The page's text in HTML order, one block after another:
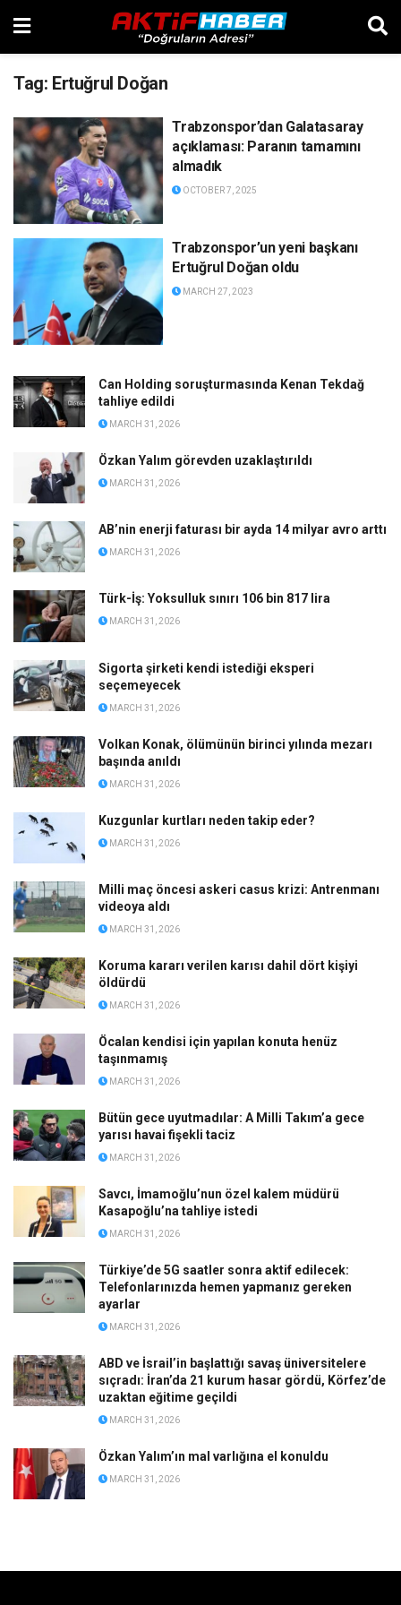
Tag: Ertuğrul Doğan
Trabzonspor’dan Galatasaray
açıklaması: Paranın tamamını
almadık
OCTOBER 7, 2025
Trabzonspor’un yeni başkanı
Ertuğrul Doğan oldu
MARCH 27, 2023
Can Holding soruşturmasında Kenan Tekdağ
tahliye edildi
MARCH 31, 2026
Özkan Yalım görevden uzaklaştırıldı
MARCH 31, 2026
AB’nin enerji faturası bir ayda 14 milyar avro arttı
MARCH 31, 2026
Türk-İş: Yoksulluk sınırı 106 bin 817 lira
MARCH 31, 2026
Sigorta şirketi kendi istediği eksperi
seçemeyecek
MARCH 31, 2026
Volkan Konak, ölümünün birinci yılında mezarı
başında anıldı
MARCH 31, 2026
Kuzgunlar kurtları neden takip eder?
MARCH 31, 2026
Milli maç öncesi askeri casus krizi: Antrenmanı
videoya aldı
MARCH 31, 2026
Koruma kararı verilen karısı dahil dört kişiyi
öldürdü
MARCH 31, 2026
Öcalan kendisi için yapılan konuta henüz
taşınmamış
MARCH 31, 2026
Bütün gece uyutmadılar: A Milli Takım’a gece
yarısı havai fişekli taciz
MARCH 31, 2026
Savcı, İmamoğlu’nun özel kalem müdürü
Kasapoğlu’na tahliye istedi
MARCH 31, 2026
Türkiye’de 5G saatler sonra aktif edilecek:
Telefonlarınızda hemen yapmanız gereken
ayarlar
MARCH 31, 2026
ABD ve İsrail’in başlattığı savaş üniversitelere
sıçradı: İran’da 21 kurum hasar gördü, Körfez’de
uzaktan eğitime geçildi
MARCH 31, 2026
Özkan Yalım’ın mal varlığına el konuldu
MARCH 31, 2026